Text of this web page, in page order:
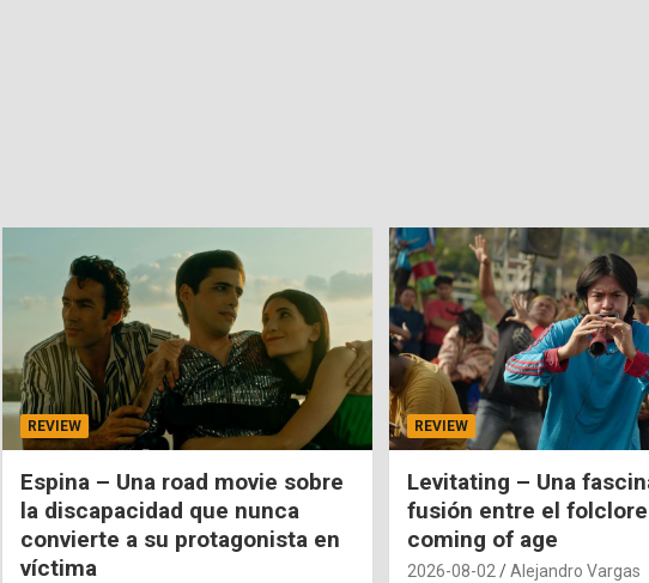
REVIEW
Espina – Una road movie sobre
la discapacidad que nunca
convierte a su protagonista en
víctima
REVIEW
Levitating – Una
fusión entre el
coming of age
2026-08-02 Alejandro Vargas